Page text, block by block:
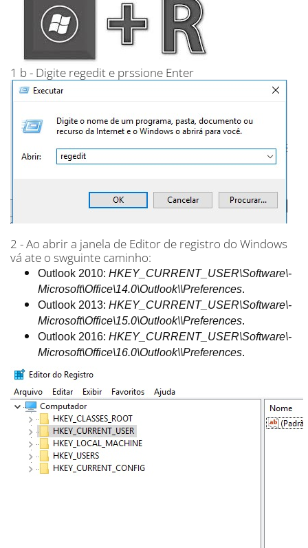
1 b - Digite regedit e prssione Enter
2 - Ao abrir a janela de Editor de registro do Windows
vá ate o swguinte caminho:
Outlook 2010: HKEY_CURRENT_USER\­Software\­
Microsoft\­Office\­14.0\­Outlook\­\Preferences.
Outlook 2013: HKEY_CURRENT_USER\­Software\­
Microsoft\­Office\­15.0\­Outlook\­\Preferences.
Outlook 2016: HKEY_CURRENT_USER\­Software\­
Microsoft\­Office\­16.0\­Outlook\­\Preferences.